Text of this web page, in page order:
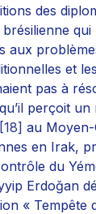
des
qui
aux
et
pas à
perçoit
[18] au Moyen-
en Irak,
du
Erdoğan
« Tempête